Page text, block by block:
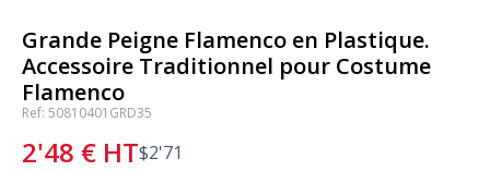
Grande Peigne Flamenco en Plastique.
Accessoire Traditionnel pour Costume
Flamenco
Ref: 50810401GRD35
2'48 € HT$2'71